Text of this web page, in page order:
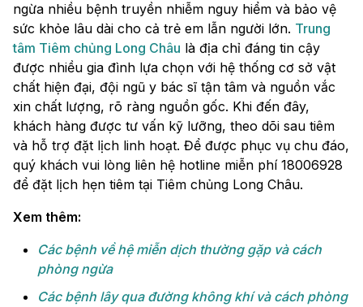
ngừa nhiều bệnh truyền nhiễm nguy hiểm và bảo vệ
sức khỏe lâu dài cho cả trẻ em lẫn người lớn. Trung
tâm Tiêm chủng Long Châu là địa chỉ đáng tin cậy
được nhiều gia đình lựa chọn với hệ thống cơ sở vật
chất hiện đại, đội ngũ y bác sĩ tận tâm và nguồn vắc
xin chất lượng, rõ ràng nguồn gốc. Khi đến đây,
khách hàng được tư vấn kỹ lưỡng, theo dõi sau tiêm
và hỗ trợ đặt lịch linh hoạt. Để được phục vụ chu đáo,
quý khách vui lòng liên hệ hotline miễn phí 18006928
để đặt lịch hẹn tiêm tại Tiêm chủng Long Châu.
Xem thêm:
Các bệnh về hệ miễn dịch thường gặp và cách
phòng ngừa
Các bệnh lây qua đường không khí và cách phòng